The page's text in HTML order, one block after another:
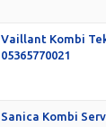
Vaillant Kombi
05365770021
Sanica Kombi